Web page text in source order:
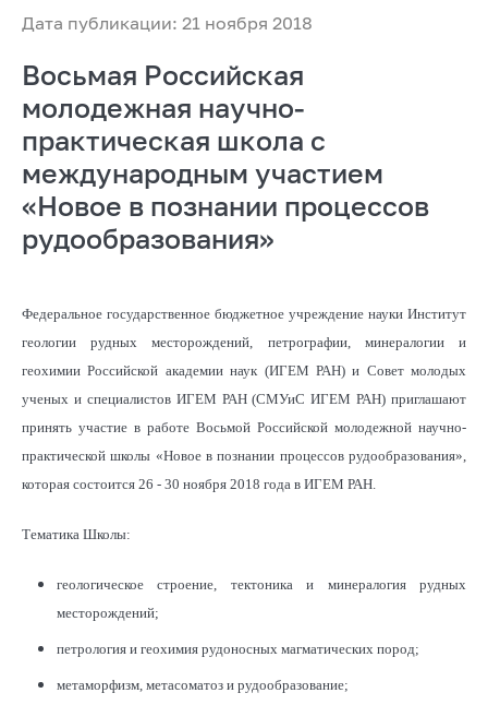
Дата публикации: 21 ноября 2018
Восьмая Российская
молодежная научно-
практическая школа с
международным участием
«Новое в познании процессов
рудообразования»
Федеральное государственное бюджетное учреждение науки Институт
геологии рудных месторождений, петрографии, минералогии и
геохимии Российской академии наук (ИГЕМ РАН) и Совет молодых
ученых и специалистов ИГЕМ РАН (СМУиС ИГЕМ РАН) приглашают
принять участие в работе Восьмой Российской молодежной научно-
практической школы «Новое в познании процессов рудообразования»,
которая состоится 26 - 30 ноября 2018 года в ИГЕМ РАН.
Тематика Школы:
геологическое строение, тектоника и минералогия рудных
месторождений;
петрология и геохимия рудоносных магматических пород;
метаморфизм, метасоматоз и рудообразование;